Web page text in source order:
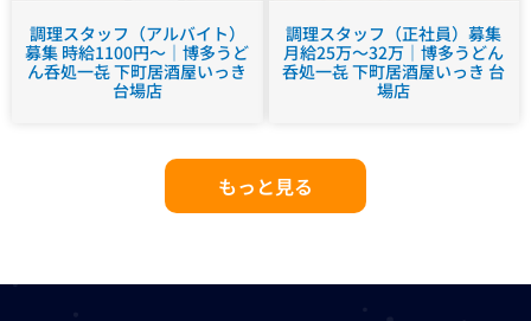
調理スタッフ（アルバイト）
募集 時給1100円～｜博多うど
ん呑処一㐂 下町居酒屋いっき
台場店
調理スタッフ（正社員）募集
月給25万～32万｜博多うどん
呑処一㐂 下町居酒屋いっき 台
場店
もっと見る